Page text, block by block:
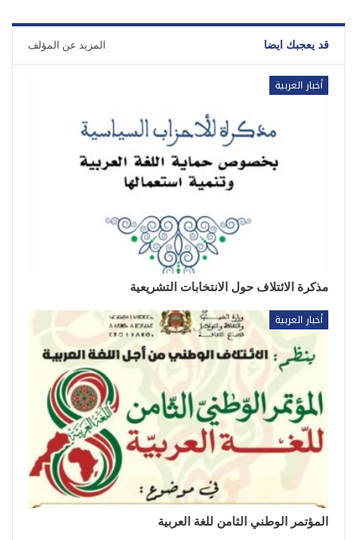
قد يعجبك ايضا المزيد عن المؤلف
أخبار العربية
مذكرة الائتلاف حول الانتخابات التشريعية
أخبار العربية
المؤتمر الوطني الثامن للغة العربية